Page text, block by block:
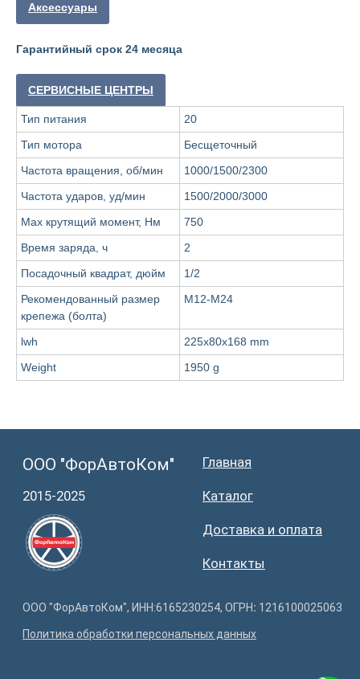
Аксессуары
Гарантийный срок 24 месяца
СЕРВИСНЫЕ ЦЕНТРЫ
Тип питания
20
Тип мотора
Бесщеточный
Частота вращения, об/мин
1000/1500/2300
Частота ударов, уд/мин
1500/2000/3000
Max крутящий момент, Нм
750
Время заряда, ч
2
Посадочный квадрат, дюйм
1/2
Рекомендованный размер
крепежа (болта)
М12-М24
lwh
225x80x168 mm
Weight
1950 g
ООО "ФорАвтоКом"
Доставка и оплата
ООО "ФорАвтоКом", ИНН:6165230254, 1216100025063
Политика обработки персональных данных